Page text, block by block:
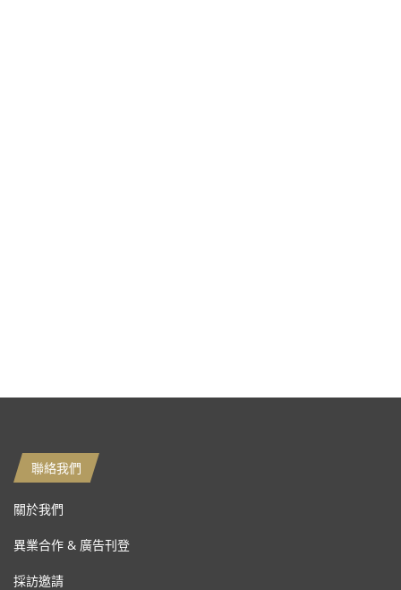
聯絡我們
關於我們
異業合作 & 廣告刊登
採訪邀請